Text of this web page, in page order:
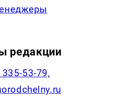
редакции
53-79,